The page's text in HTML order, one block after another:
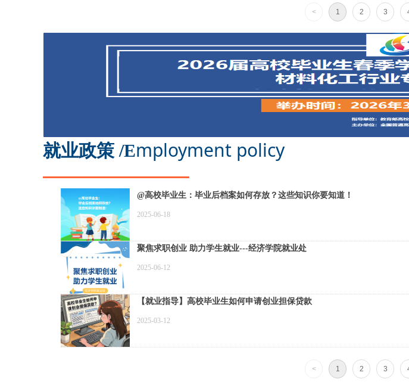
< 1 2 3
就业政策 /Employment policy
@高校毕业生：毕业后档案如何存放？这些知识你要知道！
2025-06-18
聚焦求职创业 助力学生就业---经济学院就业处
2025-06-12
【就业指导】高校毕业生如何申请创业担保贷款
2025-03-12
< 1 2 3